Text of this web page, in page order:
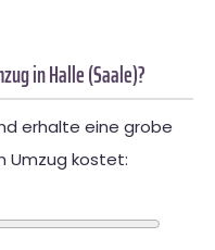
in Halle (Saale)?
erhalte eine grobe
Umzug kostet: